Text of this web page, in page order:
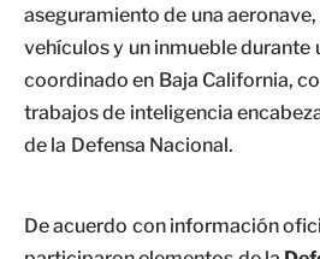
aseguramiento de una
vehículos y un inmueble durante
coordinado en Baja California,
trabajos de inteligencia
de la Defensa Nacional.
De acuerdo con información